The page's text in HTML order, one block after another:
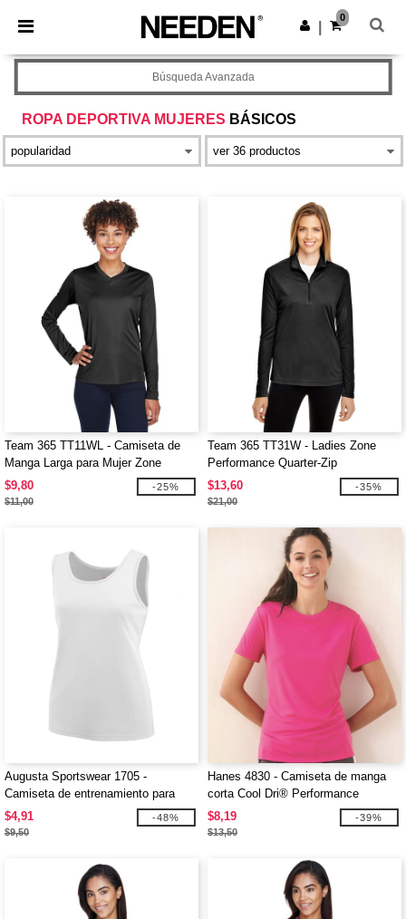
× App de Needen
¡Mejores precios en app!
Descargar app
0
ROPA DEPORTIVA MUJERES BÁSICOS
Búsqueda Avanzada
Team 365 TT11WL - Camiseta de
Manga Larga para Mujer Zone
Performance
$9,80
$11,00
-25%
Team 365 TT31W - Ladies Zone
Performance Quarter-Zip
$13,60
$21,00
-35%
Augusta Sportswear 1705 -
Camiseta de entrenamiento para
mujer
$4,91
$9,50
-48%
Hanes 4830 - Camiseta de manga
corta Cool Dri® Performance
$8,19
$13,50
-39%